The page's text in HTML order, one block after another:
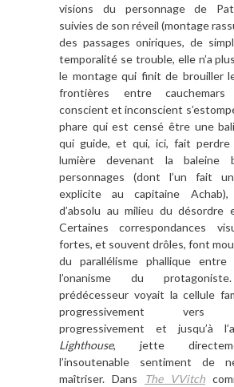
visions du personnage de
suivies de son réveil (montage
des passages oniriques, de
temporalité se trouble, elle n’a
le montage qui finit de brouiller
frontières entre
conscient et inconscient
phare qui est censé être une
qui guide, et qui, ici, fait perdre
lumière devenant la baleine
personnages (dont l’un fait
explicite au capitaine
d’absolu au milieu du désordre
Certaines correspondances
fortes, et souvent drôles, font
du parallélisme phallique
l’onanisme du
prédécesseur voyait la cellule
progressivement vers
progressivement et jusqu’à
Lighthouse, jette
l’insoutenable sentiment de
maîtriser. Dans
The VVitch